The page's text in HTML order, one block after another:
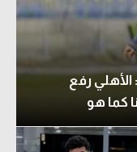
رفع
كما هو